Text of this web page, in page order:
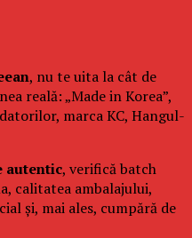
, nu te uita la cât de
reală: „Made in Korea”,
marca KC, Hangul-
autentic, verifică batch
calitatea ambalajului,
și, mai ales, cumpără de